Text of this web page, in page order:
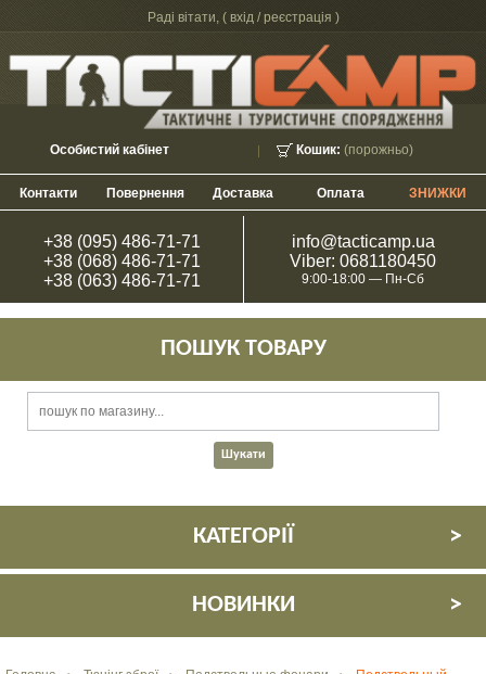
Раді вітати, ( вхід / реєстрація )
Кошик: (порожньо)
Особистий кабінет
Контакти Повернення Доставка Оплата ЗНИЖКИ
+38 (095) 486-71-71
+38 (068) 486-71-71
+38 (063) 486-71-71
info@tacticamp.ua
Viber: 0681180450
9:00-18:00 — Пн-Сб
ПОШУК ТОВАРУ
КАТЕГОРІЇ
НОВИНКИ